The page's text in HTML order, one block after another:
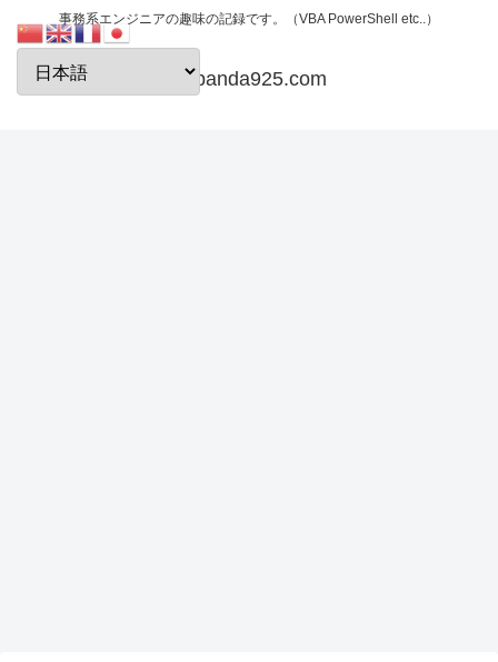
事務系エンジニアの趣味の記録です。（VBA PowerShell etc..）
papanda925.com